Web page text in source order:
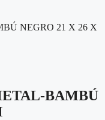
BAMBÚ